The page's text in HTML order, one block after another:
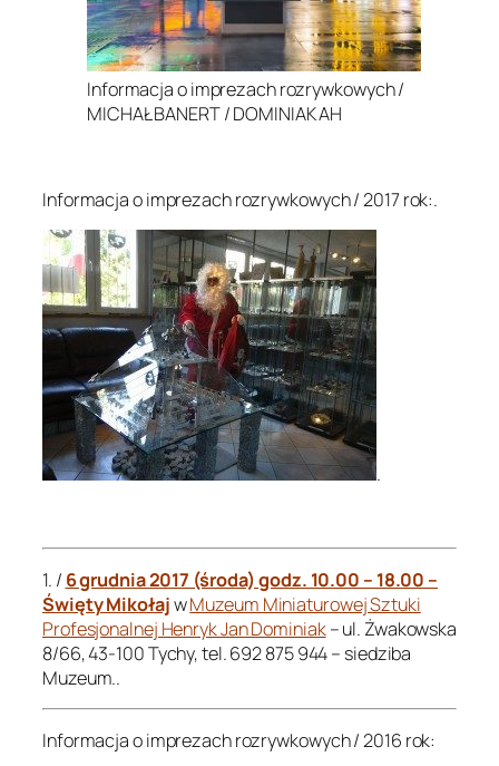
Informacja o imprezach rozrywkowych /
MICHAŁ BANERT / DOMINIAK AH
Informacja o imprezach rozrywkowych / 2017 rok:.
.
1. / 6 grudnia 2017 (środa) godz. 10.00 – 18.00 –
Święty MikołajwMuzeum Miniaturowej Sztuki
Profesjonalnej Henryk Jan Dominiak– ul. Żwakowska
8/66, 43-100 Tychy, tel. 692 875 944 – siedziba
Muzeum..
Informacja o imprezach rozrywkowych / 2016 rok: